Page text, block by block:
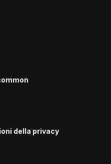
della privacy